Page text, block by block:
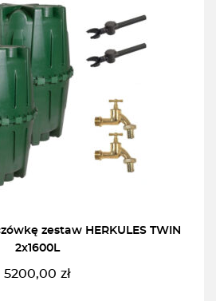
zestaw HERKULES TWIN
2x1600L
5200,00 zł